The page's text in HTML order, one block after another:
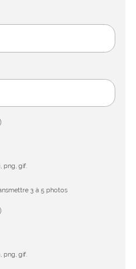
png, gif.
3 à 5 photos
png, gif.